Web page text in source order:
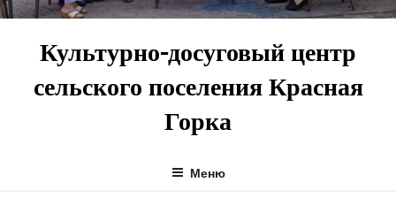
Культурно-досуговый центр
сельского поселения Красная
Горка
Меню